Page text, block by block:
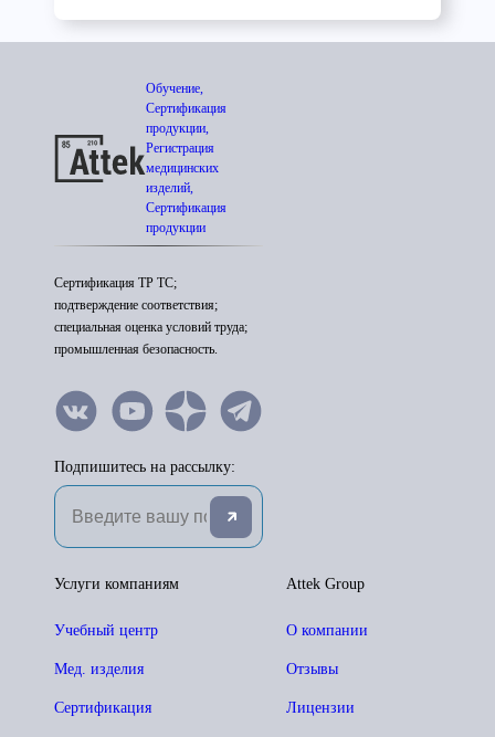
Обучение,
Сертификация
продукции,
Регистрация
медицинских
изделий,
Сертификация
продукции
Сертификация ТР ТС;
подтверждение соответствия;
специальная оценка условий труда;
промышленная безопасность.
Подпишитесь на рассылку:
Attek Group
О компании
Отзывы
Лицензии
Услуги компаниям
Учебный центр
Мед. изделия
Сертификация